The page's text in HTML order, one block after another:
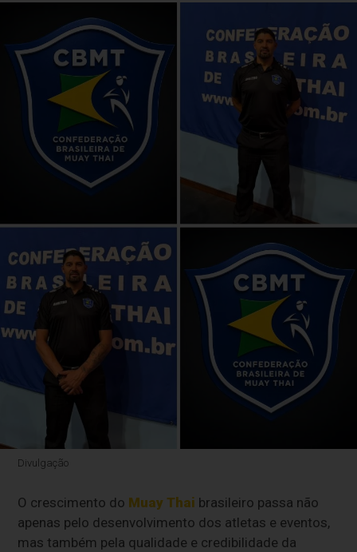
Divulgação
O crescimento do Muay Thai brasileiro passa não
apenas pelo desenvolvimento dos atletas e eventos,
mas também pela qualidade e credibilidade da